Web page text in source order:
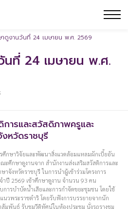
ดูงานวันที่ 24 เมษายน พ.ศ. 2569
ที่ 24 เมษายน พ.ศ.
ารและสวัสดิภาพครูและ
หวัดราชบุรี
ศึกษาวิจัยและพัฒนาสิ่งแวดล้อมแหลมผักเบี้ยอัน
ะศึกษาดูงานจาก สำนักงานส่งเสริมสวัสดิการและ
จังหวัดราชบุรี ในการนำผู้เข้าร่วมโครงการ
ปี 2569 เข้าศึกษาดูงาน จำนวน 93 คน
การบำบัดน้ำเสียและการกำจัดขยะชุมชน โดยใช้
นวพระราชดำริ โดยรับฟังการบรรยายจากนัก
มพันธ์ รับชมวีดิทัศน์ในห้องประชุม นั่งรถรางชม